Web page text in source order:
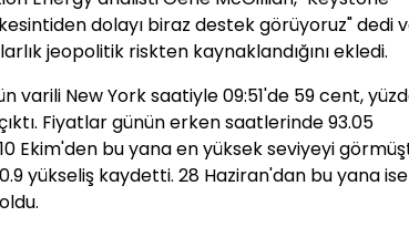
dolayı biraz destek görüyoruz" dedi
jeopolitik riskten kaynaklandığını ekledi.
varili New York saatiyle 09:51'de 59 cent,
Fiyatlar günün erken saatlerinde 93.05
Ekim'den bu yana en yüksek seviyeyi
yükseliş kaydetti. 28 Haziran'dan bu yana ise